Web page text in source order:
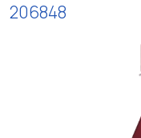
206848